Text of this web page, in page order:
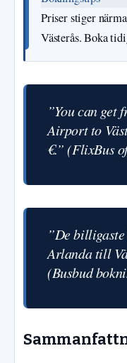
Priser stiger
Västerås. Boka
”You can get
Airport to
€.” (FlixBus
”De
Arlanda till
(Busbud